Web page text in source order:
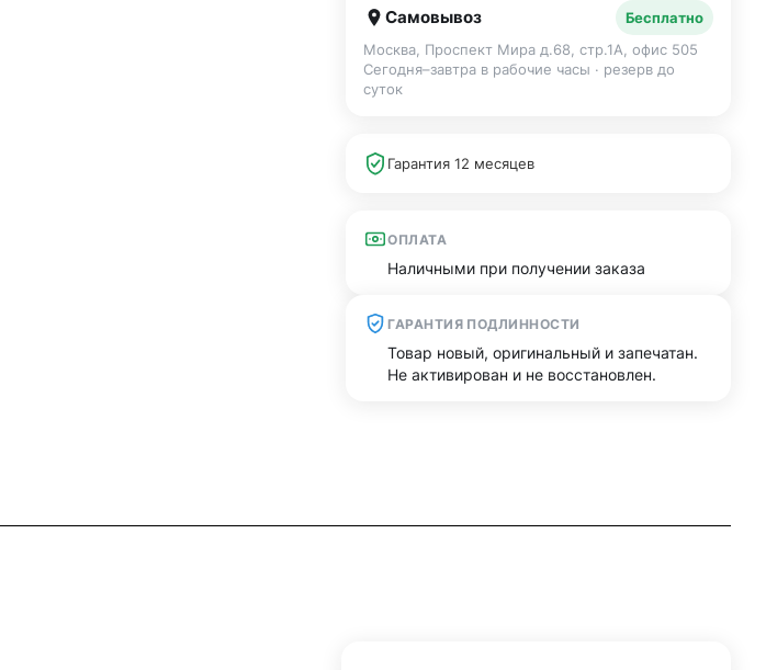
Самовывоз
Бесплатно
Москва, Проспект Мира д.68, стр.1А, офис 505
Сегодня–завтра в рабочие часы · резерв до
суток
Гарантия 12 месяцев
ОПЛАТА
Наличными при получении заказа
ГАРАНТИЯ ПОДЛИННОСТИ
Товар новый, оригинальный и запечатан.
Не активирован и не восстановлен.